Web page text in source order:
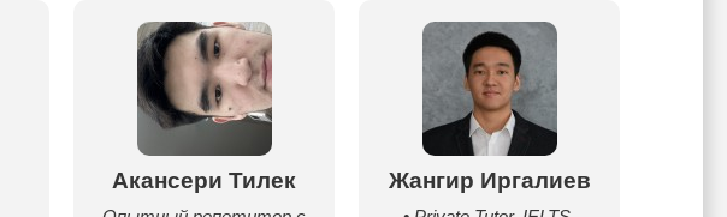
Акансери Тилек Жангир Иргалиев